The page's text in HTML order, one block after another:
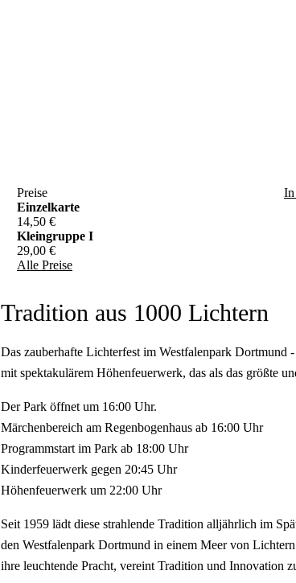
Preise
Einzelkarte
14,50 €
Kleingruppe I
29,00 €
Alle Preise
In
Tradition aus 1000 Lichtern
Das zauberhafte Lichterfest im Westfalenpark Dortmund
mit spektakulärem Höhenfeuerwerk, das als das größte
Der Park öffnet um 16:00 Uhr.
Märchenbereich am Regenbogenhaus ab 16:00 Uhr
Programmstart im Park ab 18:00 Uhr
Kinderfeuerwerk gegen 20:45 Uhr
Höhenfeuerwerk um 22:00 Uhr
Seit 1959 lädt diese strahlende Tradition alljährlich im
den Westfalenpark Dortmund in einem Meer von
ihre leuchtende Pracht, vereint Tradition und Innovation